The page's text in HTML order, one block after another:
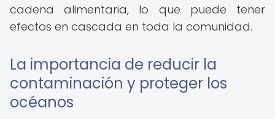
cadena alimentaria, lo que puede tener
efectos en cascada en toda la comunidad.
La importancia de reducir la
contaminación y proteger los
océanos